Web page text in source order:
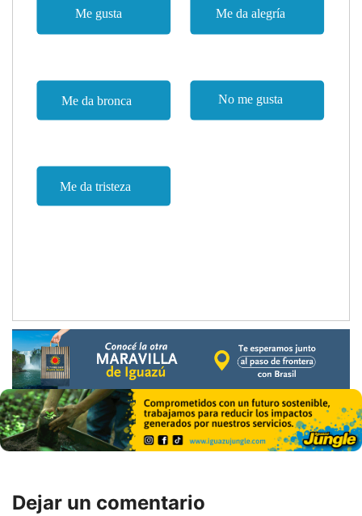
Dejar un comentario